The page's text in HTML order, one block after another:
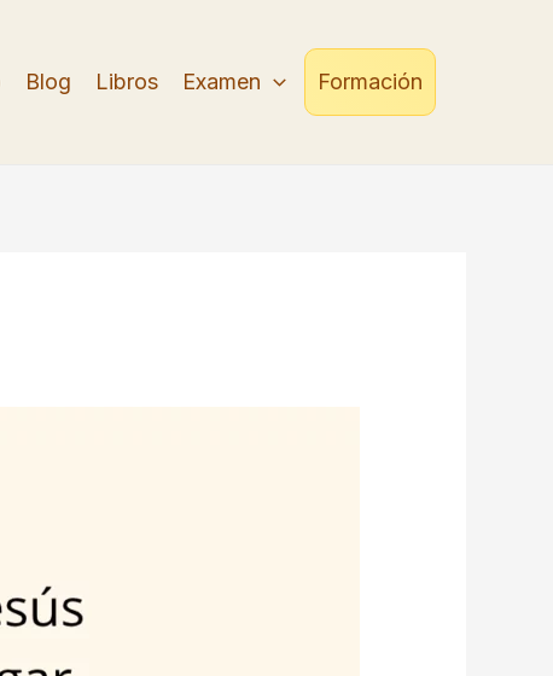
Blog Libros Examen Formación